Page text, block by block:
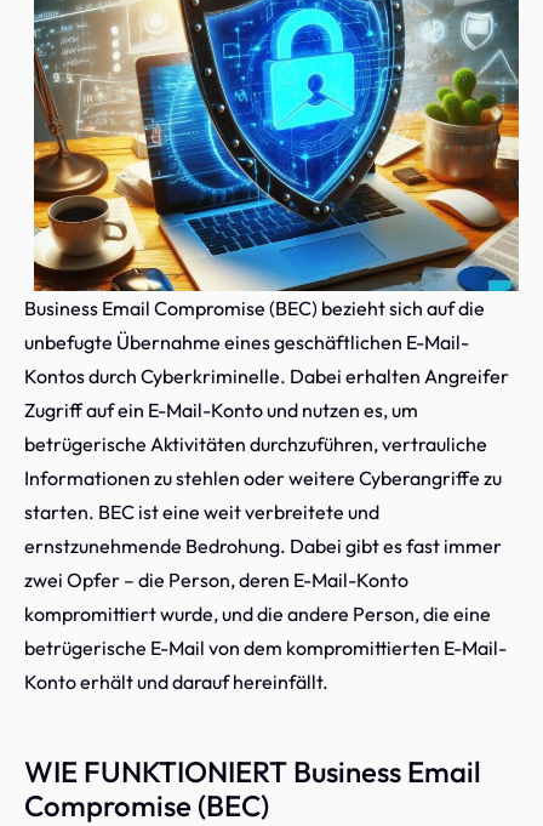
Business Email Compromise (BEC) bezieht sich auf die
unbefugte Übernahme eines geschäftlichen E-Mail-
Kontos durch Cyberkriminelle. Dabei erhalten Angreifer
Zugriff auf ein E-Mail-Konto und nutzen es, um
betrügerische Aktivitäten durchzuführen, vertrauliche
Informationen zu stehlen oder weitere Cyberangriffe zu
starten. BEC ist eine weit verbreitete und
ernstzunehmende Bedrohung. Dabei gibt es fast immer
zwei Opfer – die Person, deren E-Mail-Konto
kompromittiert wurde, und die andere Person, die eine
betrügerische E-Mail von dem kompromittierten E-Mail-
Konto erhält und darauf hereinfällt.
WIE FUNKTIONIERT Business Email
Compromise (BEC)